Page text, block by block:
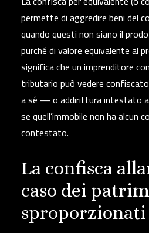
permette di aggredire beni del
quando questi non siano il
purché di valore equivalente al
significa che un imprenditore
tributario può vedere
a sé — o addirittura intestato
se quell’immobile non ha
contestato.
La confisca
caso dei
sproporzionati